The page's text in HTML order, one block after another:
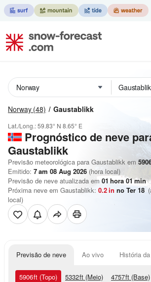
Norway (48) Gaustablikk
Lat./Long.:59.83° N 8.65° E
Prognóstico de neve
Gaustablikk
Previsão meteorológica para Gaustablikk em
Emitido: 7 am 08 Aug 2026 (hora local)
Previsão de neve atualizada em 01 hora01min
Próxima neve em Gaustablikk: 0.2in no Ter 18
local)
Previsão de neve Ao vivo História
5906ft (Topo) 5332ft (Meio) 4757ft (Base)